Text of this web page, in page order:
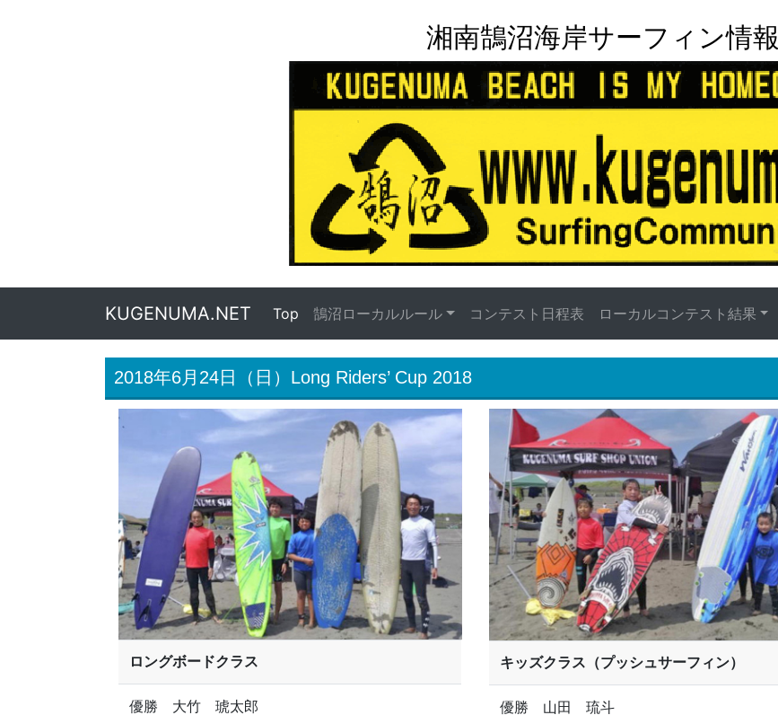
湘南鵠沼海岸サーフィン情報
KUGENUMA.NET Top (current)
鵠沼ローカルルール コンテスト日程表 ローカルコンテスト結果
2018年6月24日（日）Long Riders’ Cup 2018
ロングボードクラス
優勝 大竹 琥太郎
キッズクラス（プッシュサーフィン）
優勝 山田 琉斗